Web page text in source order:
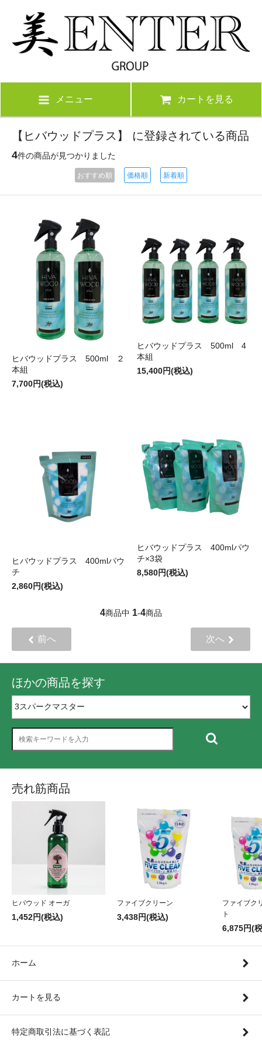
メニュー カートを見る
【ヒバウッドプラス】 に登録されている商品
4件の商品が見つかりました
おすすめ順 価格順 新着順
ヒバウッドプラス 500ml ２
本組
7,700円(税込)
ヒバウッドプラス 500ml 4
本組
15,400円(税込)
ヒバウッドプラス 400mlパウ
チ
2,860円(税込)
ヒバウッドプラス 400mlパウ
チ×3袋
8,580円(税込)
4商品中 1-4商品
前へ 次へ
ほかの商品を探す
売れ筋商品
ヒバウッド オーガ
1,452円(税込)
ファイブクリーン
3,438円(税込)
ファイブク
ト
6,875円(
ホーム
カートを見る
特定商取引法に基づく表記